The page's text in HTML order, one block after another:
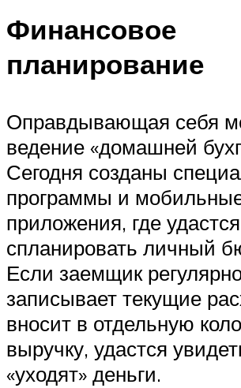
Финансовое
планирование
Оправдывающая себя
ведение «домашней
Сегодня созданы
программы и
приложения, где удастся
спланировать личный
Если заемщик
записывает текущие
вносит в отдельную
выручку, удастся
«уходят» деньги.